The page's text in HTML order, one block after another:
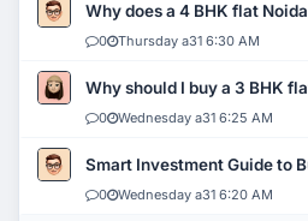
Why does a 4 BHK flat
0 Thursday a31 6:30 AM
Why should I buy a 3 BHK
0 Wednesday a31 6:25 AM
Smart Investment Guide to
0 Wednesday a31 6:20 AM